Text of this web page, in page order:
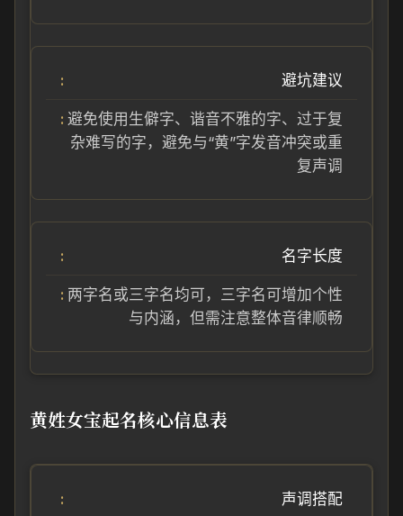
避坑建议
避免使用生僻字、谐音不雅的字、过于复
杂难写的字，避免与“黄”字发音冲突或重
复声调
名字长度
两字名或三字名均可，三字名可增加个性
与内涵，但需注意整体音律顺畅
黄姓女宝起名核心信息表
声调搭配